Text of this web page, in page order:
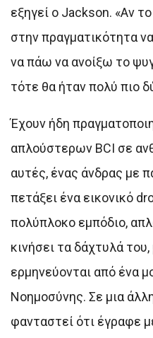
εξηγεί ο Jackson. «Αν
στην πραγματικότητα
να πάω να ανοίξω το
τότε θα ήταν πολύ πιο
Έχουν ήδη
απλούστερων BCI σε
αυτές, ένας άνδρας με
πετάξει ένα εικονικό
πολύπλοκο εμπόδιο,
κινήσει τα δάχτυλά
ερμηνεύονται από ένα
Νοημοσύνης. Σε μια
φανταστεί ότι έγραφε